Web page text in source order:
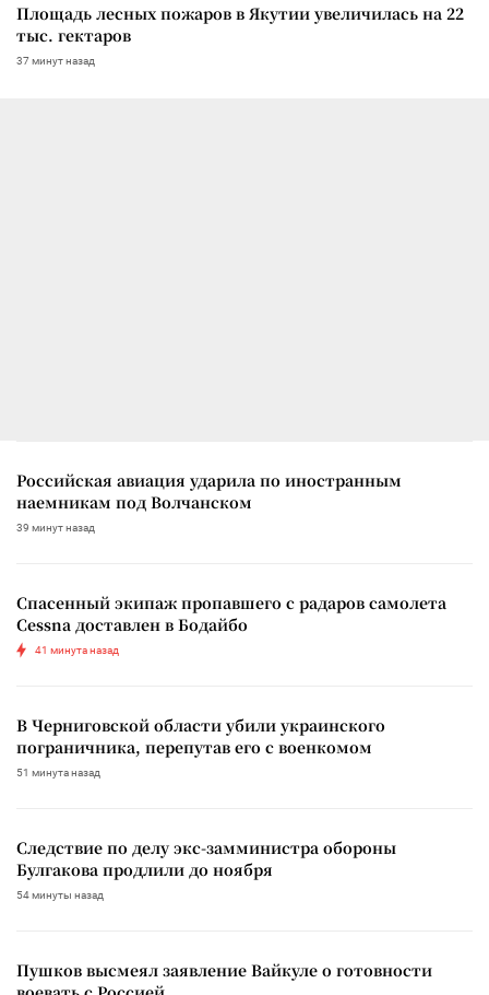
Площадь лесных пожаров в Якутии увеличилась на 22
тыс. гектаров
37 минут назад
Российская авиация ударила по иностранным
наемникам под Волчанском
39 минут назад
Спасенный экипаж пропавшего с радаров самолета
Cessna доставлен в Бодайбо
41 минута назад
В Черниговской области убили украинского
пограничника, перепутав его с военкомом
51 минута назад
Следствие по делу экс-замминистра обороны
Булгакова продлили до ноября
54 минуты назад
Пушков высмеял заявление Вайкуле о готовности